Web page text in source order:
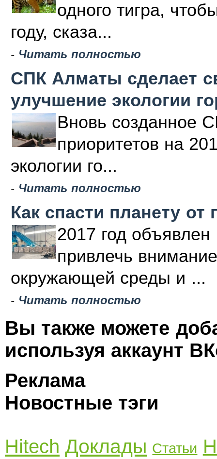
одного тигра,
году, сказа...
- Читать полностью
СПК Алматы сделает
улучшение экологии
Вновь созданное
приоритетов на
экологии го...
- Читать полностью
Как спасти планету от
2017 год объявлен
привлечь
окружающей среды и ...
- Читать полностью
Вы также можете
используя аккаунт
Реклама
Новостные тэги
Hitech Доклады Статьи